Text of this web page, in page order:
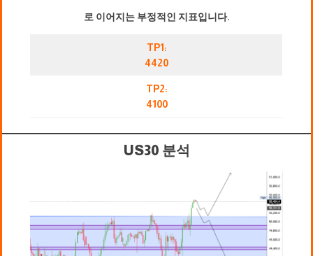
로 이어지는 부정적인 지표입니다.
TP1:
4420
TP2:
4100
US30 분석